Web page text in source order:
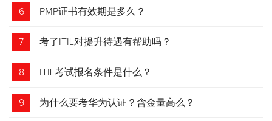
考试 变化请悉知
6 PMP证书有效期是多久？
7 考了ITIL对提升待遇有帮助吗？
8 ITIL考试报名条件是什么？
9 为什么要考华为认证？含金量高么？